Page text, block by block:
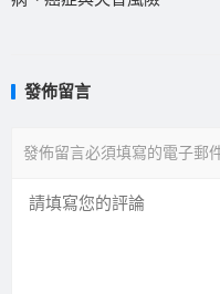
發佈留言
發佈留言必須填寫的電子郵